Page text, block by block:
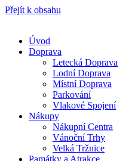
Přejít k obsahu
Úvod
Doprava
Letecká Doprava
Lodní Doprava
Místní Doprava
Parkování
Vlakové Spojení
Nákupy
Nákupní Centra
Vánoční Trhy
Velká Tržnice
Památky a Atrakce